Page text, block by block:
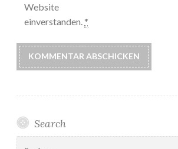
Website
einverstanden. *
Search